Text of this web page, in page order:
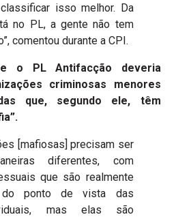
isso melhor. Da
no PL, a gente não tem
comentou durante a CPI.
o PL Antifacção deveria
criminosas menores
que, segundo ele, têm
[mafiosas] precisam ser
diferentes, com
que são realmente
do ponto de vista das
mas elas são